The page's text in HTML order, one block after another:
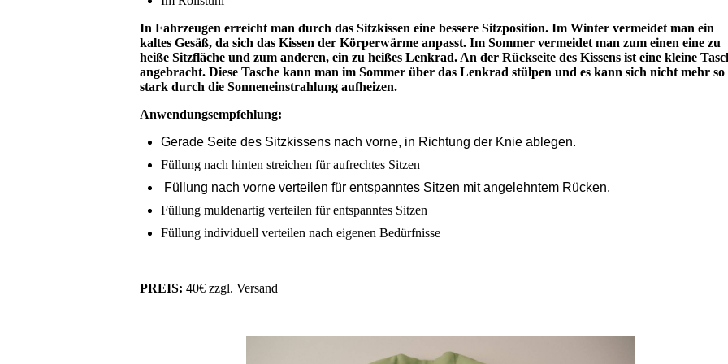
In Fahrzeugen erreicht man durch das Sitzkissen eine bessere Sitzposition. Im Winter vermeidet man ein
kaltes Gesäß, da sich das Kissen der Körperwärme anpasst. Im Sommer vermeidet man zum einen eine zu
heiße Sitzfläche und zum anderen, ein zu heißes Lenkrad. An der Rückseite des Kissens ist eine kleine
angebracht. Diese Tasche kann man im Sommer über das Lenkrad stülpen und es kann sich nicht mehr so
stark durch die Sonneneinstrahlung aufheizen.
Anwendungsempfehlung:
Gerade Seite des Sitzkissens nach vorne, in Richtung der Knie ablegen.
Füllung nach hinten streichen für aufrechtes Sitzen
Füllung nach vorne verteilen für entspanntes Sitzen mit angelehntem Rücken.
Füllung muldenartig verteilen für entspanntes Sitzen
Füllung individuell verteilen nach eigenen Bedürfnisse
PREIS: 40€ zzgl. Versand